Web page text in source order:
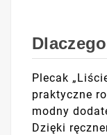
Plecak
praktyczne
modny
Dzięki